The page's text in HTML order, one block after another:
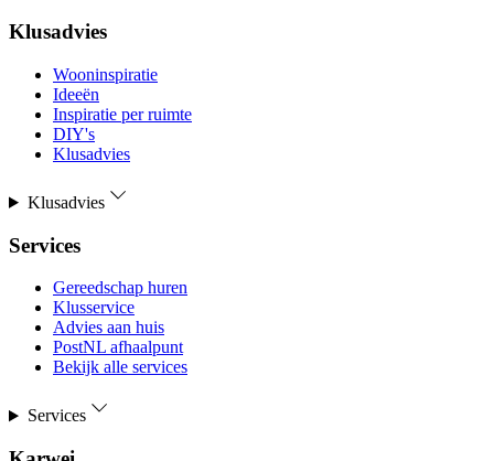
Klusadvies
Wooninspiratie
Ideeën
Inspiratie per ruimte
DIY's
Klusadvies
Klusadvies
Services
Gereedschap huren
Klusservice
Advies aan huis
PostNL afhaalpunt
Bekijk alle services
Services